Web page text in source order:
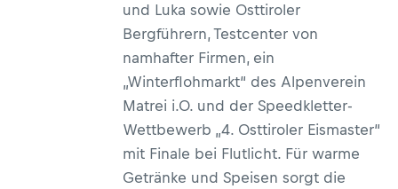
und Luka sowie Osttiroler
Bergführern, Testcenter von
namhafter Firmen, ein
„Winterflohmarkt“ des Alpenverein
Matrei i.O. und der Speedkletter-
Wettbewerb „4. Osttiroler Eismaster“
mit Finale bei Flutlicht. Für warme
Getränke und Speisen sorgt die